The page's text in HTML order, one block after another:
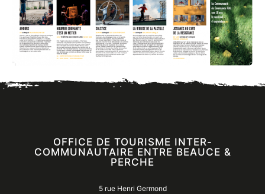
OFFICE DE TOURISME INTER-
COMMUNAUTAIRE ENTRE BEAUCE &
PERCHE
5 rue Henri Germond